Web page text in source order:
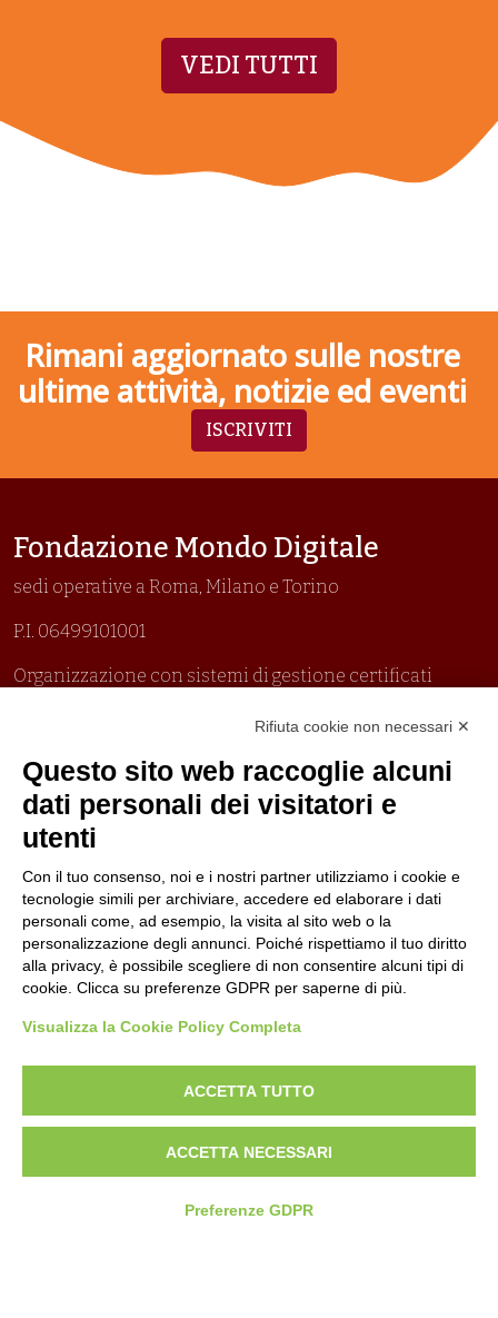
VEDI TUTTI
Rimani aggiornato sulle nostre
ultime attività, notizie ed eventi
ISCRIVITI
Fondazione Mondo Digitale
sedi operative a Roma, Milano e Torino
P.I. 06499101001
Organizzazione con sistemi di gestione certificati
Politica per la parità di genere
Politica antibullismo
Piè di pagina
Contatti
Lavora con noi
Amministrazione
Seguici su
Rifiuta cookie non necessari ✕
Questo sito web raccoglie alcuni
dati personali dei visitatori e
utenti
Con il tuo consenso, noi e i nostri partner utilizziamo i cookie e
tecnologie simili per archiviare, accedere ed elaborare i dati
personali come, ad esempio, la visita al sito web o la
personalizzazione degli annunci. Poiché rispettiamo il tuo diritto
alla privacy, è possibile scegliere di non consentire alcuni tipi di
cookie. Clicca su preferenze GDPR per saperne di più.
Visualizza la Cookie Policy Completa
ACCETTA TUTTO
ACCETTA NECESSARI
Preferenze GDPR